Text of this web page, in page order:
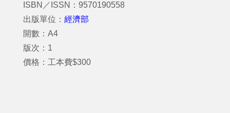
ISBN／ISSN：9570190558
出版單位： 經濟部
開數：A4
版次：1
價格：工本費$300